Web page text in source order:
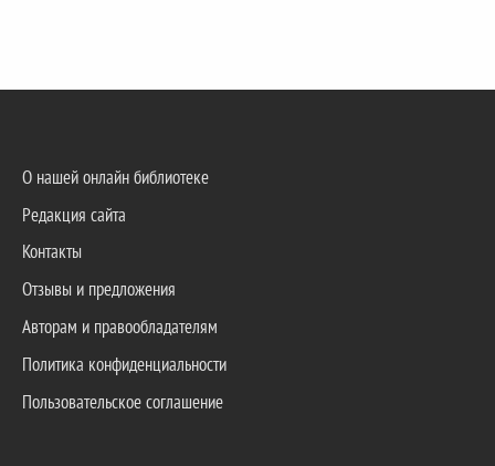
О нашей онлайн библиотеке
Редакция сайта
Контакты
Отзывы и предложения
Авторам и правообладателям
Политика конфиденциальности
Пользовательское соглашение